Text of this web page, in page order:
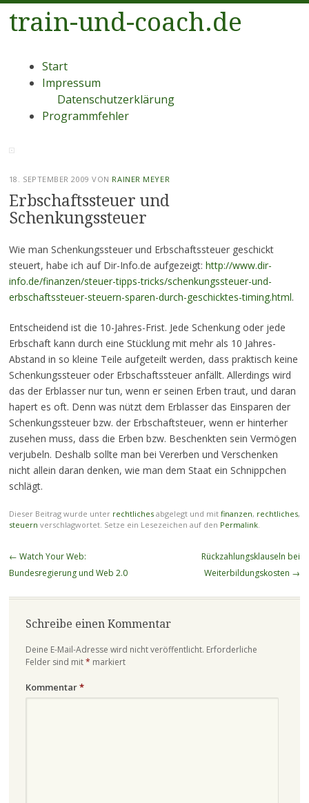
train-und-coach.de
Menü
Zum
Inhalt
Start
Impressum
Datenschutzerklärung
Programmfehler
18. SEPTEMBER 2009 VON RAINER MEYER
Erbschaftssteuer und
Schenkungssteuer
Wie man Schenkungssteuer und Erbschaftssteuer geschickt
steuert, habe ich auf Dir-Info.de aufgezeigt: http://www.dir-
info.de/finanzen/steuer-tipps-tricks/schenkungssteuer-und-
erbschaftssteuer-steuern-sparen-durch-geschicktes-timing.html.
Entscheidend ist die 10-Jahres-Frist. Jede Schenkung oder jede
Erbschaft kann durch eine Stücklung mit mehr als 10 Jahres-
Abstand in so kleine Teile aufgeteilt werden, dass praktisch keine
Schenkungssteuer oder Erbschaftssteuer anfällt. Allerdings wird
das der Erblasser nur tun, wenn er seinen Erben traut, und daran
hapert es oft. Denn was nützt dem Erblasser das Einsparen der
Schenkungssteuer bzw. der Erbschaftsteuer, wenn er hinterher
zusehen muss, dass die Erben bzw. Beschenkten sein Vermögen
verjubeln. Deshalb sollte man bei Vererben und Verschenken
nicht allein daran denken, wie man dem Staat ein Schnippchen
schlägt.
Dieser Beitrag wurde unter rechtlichesabgelegt und mit finanzen, rechtliches,
steuern verschlagwortet. Setze ein Lesezeichen auf den Permalink.
Beitragsnavigation
← Watch Your Web:
Bundesregierung und Web 2.0
Rückzahlungsklauseln bei
Weiterbildungskosten →
Schreibe einen Kommentar
Deine E-Mail-Adresse wird nicht veröffentlicht. Erforderliche
Felder sind mit* markiert
Kommentar*